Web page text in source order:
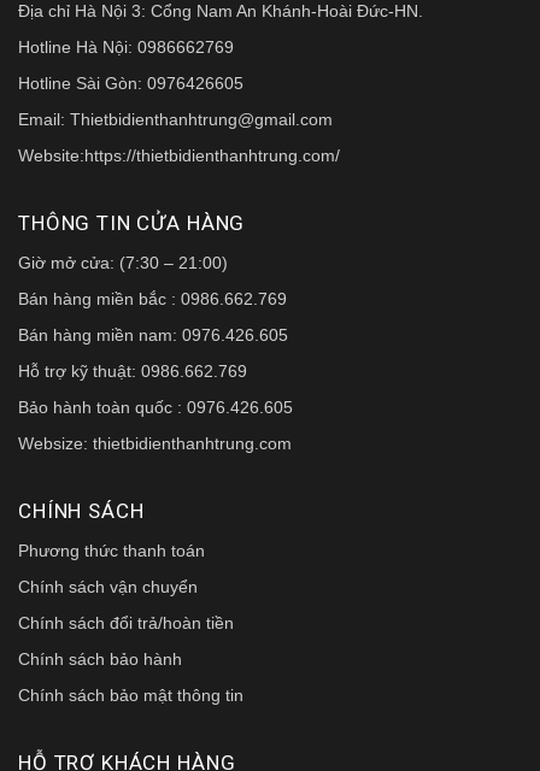
Địa chỉ Hà Nội 3: Cổng Nam An Khánh-Hoài Đức-HN.
Hotline Hà Nội: 0986662769
Hotline Sài Gòn: 0976426605
Email: Thietbidienthanhtrung@gmail.com
Website:https://thietbidienthanhtrung.com/
THÔNG TIN CỬA HÀNG
Giờ mở cửa: (7:30 – 21:00)
Bán hàng miền bắc : 0986.662.769
Bán hàng miền nam: 0976.426.605
Hỗ trợ kỹ thuật: 0986.662.769
Bảo hành toàn quốc : 0976.426.605
Websize: thietbidienthanhtrung.com
CHÍNH SÁCH
Phương thức thanh toán
Chính sách vận chuyển
Chính sách đổi trả/hoàn tiền
Chính sách bảo hành
Chính sách bảo mật thông tin
HỖ TRỢ KHÁCH HÀNG